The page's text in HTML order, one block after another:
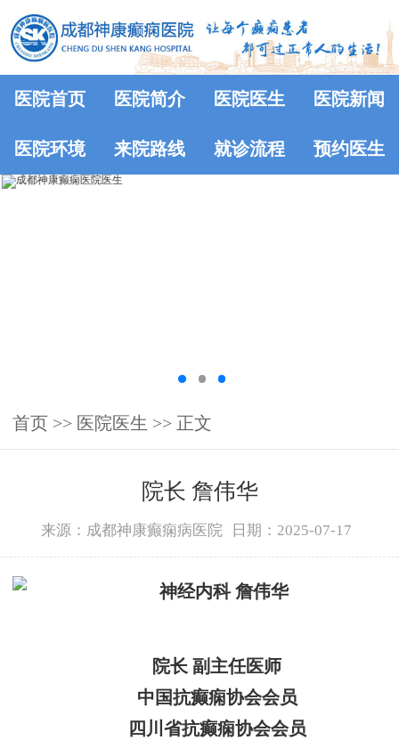
医院首页 医院简介 医院医生 医院新闻
医院环境 来院路线 就诊流程 预约医生
首页 >> 医院医生 >> 正文
院长 詹伟华
来源：成都神康癫痫病医院 日期：2025-07-17
院长 副主任医师
中国抗癫痫协会会员
四川省抗癫痫协会会员